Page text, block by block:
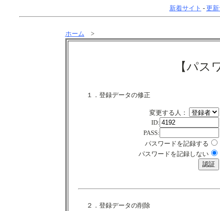
新着サイト - 更
ホーム >
【パス
１．登録データの修正
変更する人：
ID:
PASS:
パスワードを記録する
パスワードを記録しない
２．登録データの削除